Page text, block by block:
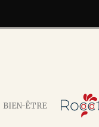
BIEN-ÊTRE